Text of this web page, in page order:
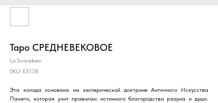
Таро СРЕДНЕВЕКОВОЕ
Lo Scarabeo
SKU: EX138
Эта колода основана на эзотерической доктрине Античного Искусства
Памяти, которая учит правилам истинного благородства разума и души.